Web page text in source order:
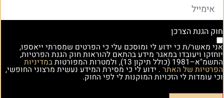
חוק הגנת הצרכן
אני מאשר/ת כי ידוע לי ומוסכם עלי כי הפרטים שמסרתי ייאספו,
יוחזקו ויעובדו במאגר מידע בהתאם להוראות חוק הגנת הפרטיות,
התשמ"א–1981 (כולל תיקון 13), ולמטרות המפורטות במדיניות
הפרטיות של האתר . ידוע לי כי מסירת המידע נעשית מרצוני החופשי,
וכי עומדות לי הזכויות המוקנות לי לפי החוק.